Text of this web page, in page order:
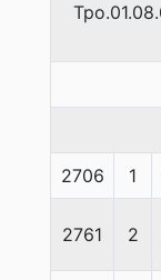
2706 1
2761 2